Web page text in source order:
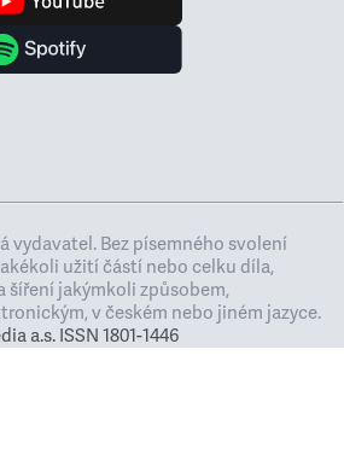
vydavatel. Bez písemného svolení
užití částí nebo celku díla,
šíření jakýmkoli způsobem,
v českém nebo jiném jazyce.
a.s. ISSN 1801-1446